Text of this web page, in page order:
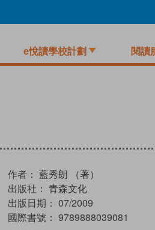
e悅讀學校計劃 閱讀
作者： 藍秀朗 （著）
出版社： 青森文化
出版日期： 07/2009
國際書號： 9789888039081